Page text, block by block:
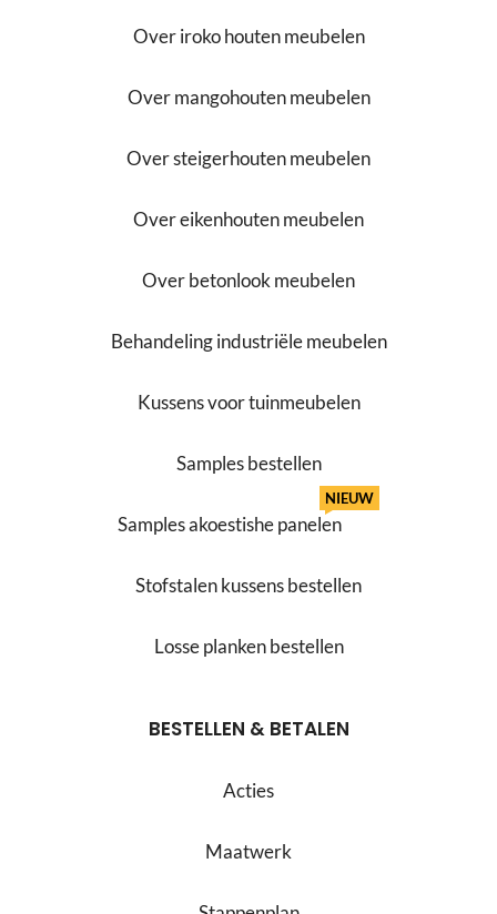
Over iroko houten meubelen
Over mangohouten meubelen
Over steigerhouten meubelen
Over eikenhouten meubelen
Over betonlook meubelen
Behandeling industriële meubelen
Kussens voor tuinmeubelen
Samples bestellen
Samples akoestishe panelen
NIEUW
Stofstalen kussens bestellen
Losse planken bestellen
BESTELLEN & BETALEN
Acties
Maatwerk